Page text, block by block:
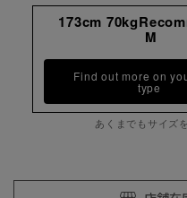
173cm
M
Find out more on
type
あくまでもサイズ